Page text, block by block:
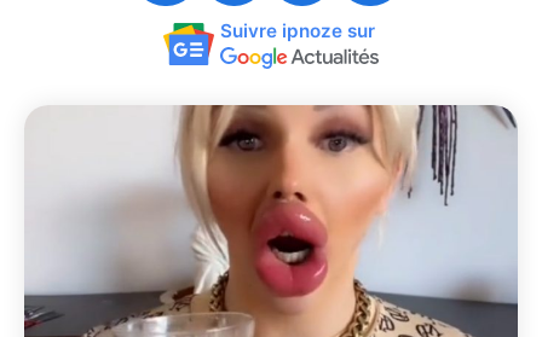
Suivre ipnoze sur